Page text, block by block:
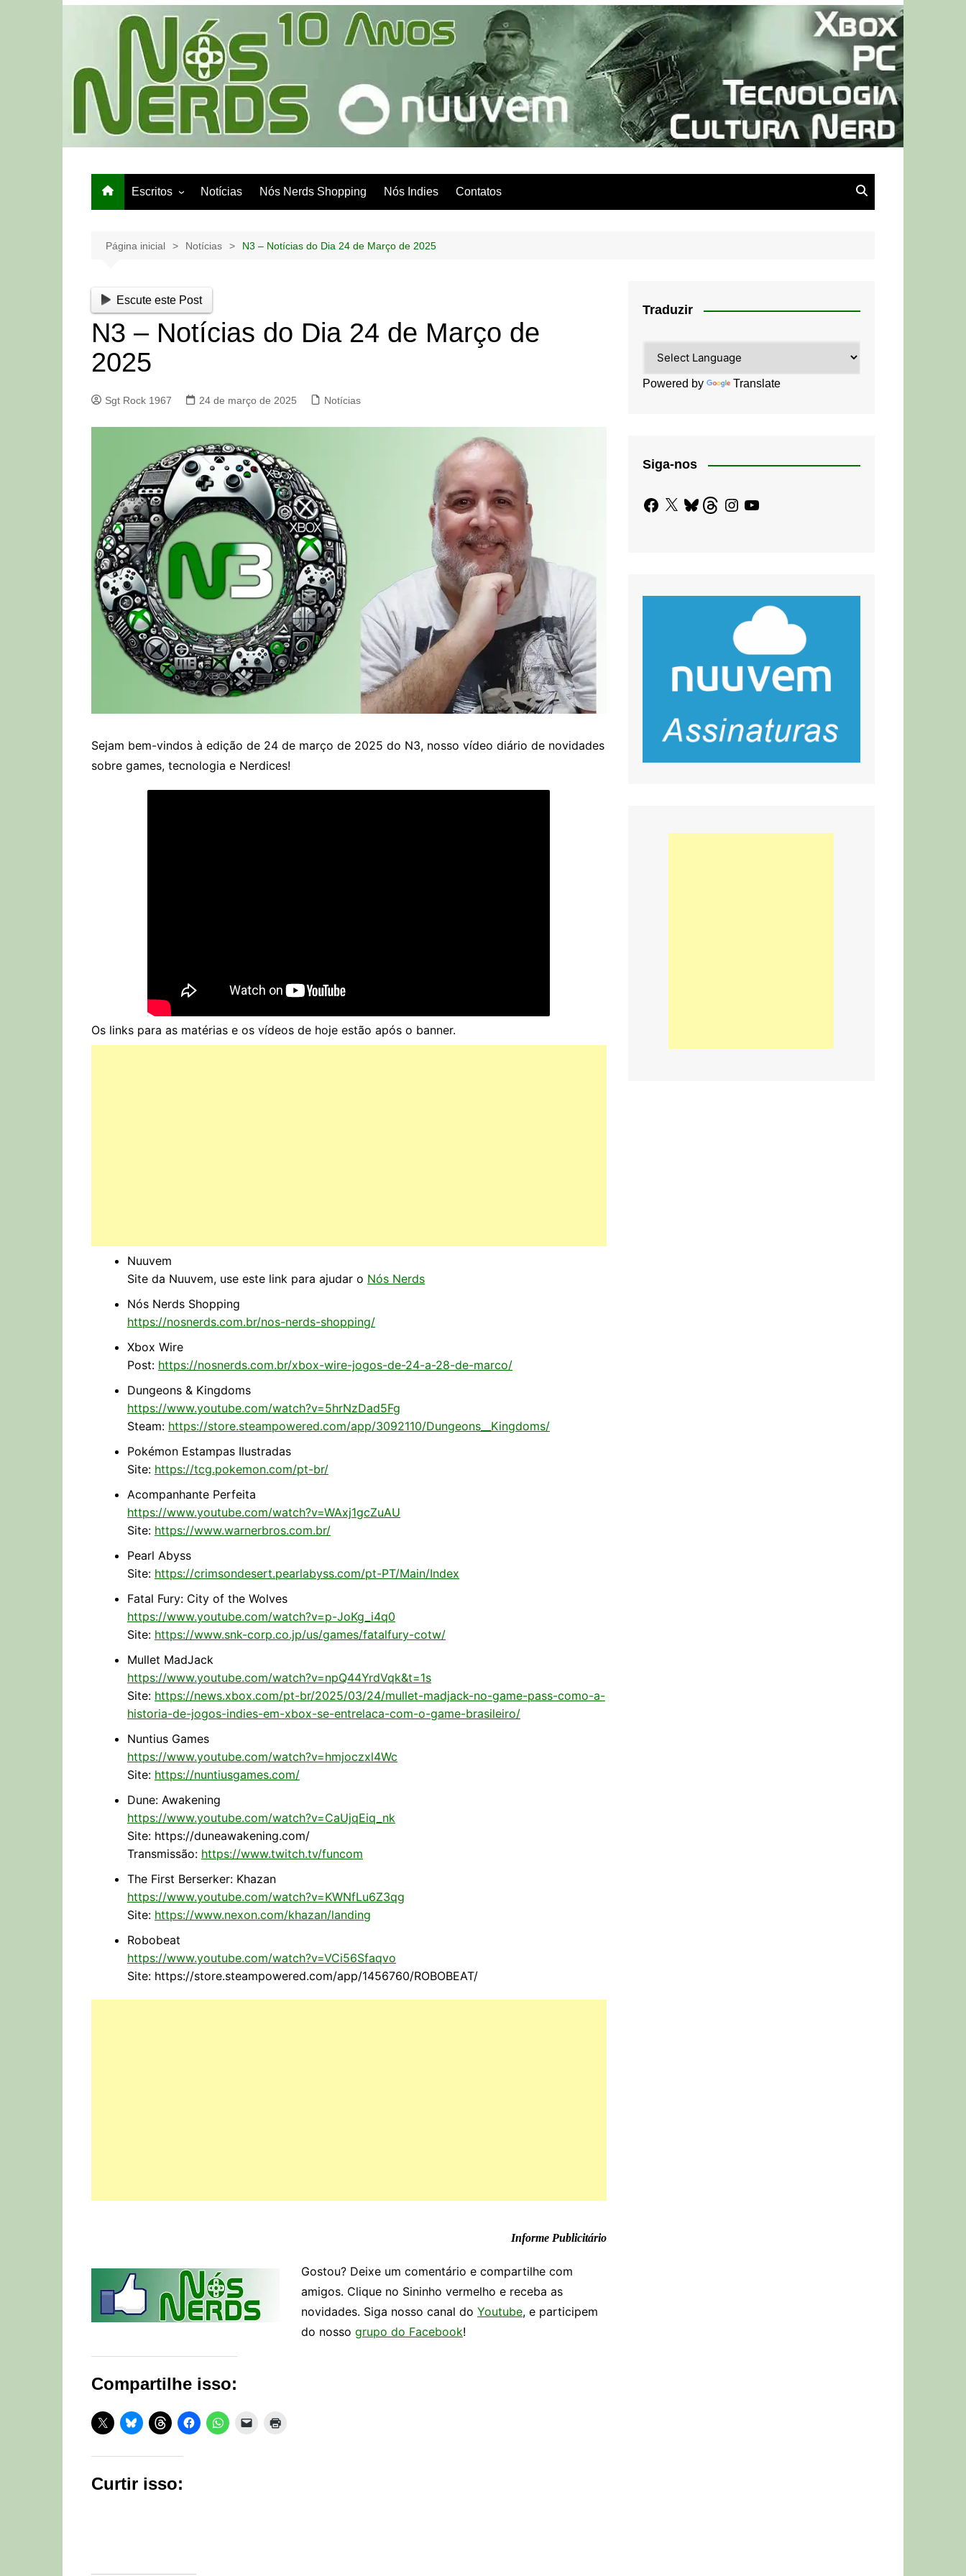
Escritos
Papo de Bar
Notícias Nós Nerds Shopping Nós Indies Contatos
Página inicial Notícias N3 – Notícias do Dia 24 de Março de 2025
Escute este Post
N3 – Notícias do Dia 24 de Março de
2025
Sgt Rock 1967 24 de março de 2025 Notícias
Sejam bem-vindos à edição de 24 de março de 2025 do N3, nosso vídeo diário de novidades
sobre games, tecnologia e Nerdices!
Os links para as matérias e os vídeos de hoje estão após o banner.
Nuuvem
Site da Nuuvem, use este link para ajudar o Nós Nerds
Nós Nerds Shopping
https://nosnerds.com.br/nos-nerds-shopping/
Xbox Wire
Post: https://nosnerds.com.br/xbox-wire-jogos-de-24-a-28-de-marco/
Dungeons & Kingdoms
https://www.youtube.com/watch?v=5hrNzDad5Fg
Steam: https://store.steampowered.com/app/3092110/Dungeons__Kingdoms/
Pokémon Estampas Ilustradas
Site: https://tcg.pokemon.com/pt-br/
Acompanhante Perfeita
https://www.youtube.com/watch?v=WAxj1gcZuAU
Site: https://www.warnerbros.com.br/
Pearl Abyss
Site: https://crimsondesert.pearlabyss.com/pt-PT/Main/Index
Fatal Fury: City of the Wolves
https://www.youtube.com/watch?v=p-JoKg_i4q0
Site: https://www.snk-corp.co.jp/us/games/fatalfury-cotw/
Mullet MadJack
https://www.youtube.com/watch?v=npQ44YrdVqk&t=1s
Site: https://news.xbox.com/pt-br/2025/03/24/mullet-madjack-no-game-pass-como-a-
historia-de-jogos-indies-em-xbox-se-entrelaca-com-o-game-brasileiro/
Nuntius Games
https://www.youtube.com/watch?v=hmjoczxl4Wc
Site: https://nuntiusgames.com/
Dune: Awakening
https://www.youtube.com/watch?v=CaUjqEiq_nk
Site: https://duneawakening.com/
Transmissão: https://www.twitch.tv/funcom
The First Berserker: Khazan
https://www.youtube.com/watch?v=KWNfLu6Z3qg
Site: https://www.nexon.com/khazan/landing
Robobeat
https://www.youtube.com/watch?v=VCi56Sfaqvo
Site: https://store.steampowered.com/app/1456760/ROBOBEAT/
Informe Publicitário
Gostou? Deixe um comentário e compartilhe com
amigos. Clique no Sininho vermelho e receba as
novidades. Siga nosso canal do Youtube, e participem
do nosso grupo do Facebook!
Compartilhe isso:
Curtir isso:
Traduzir
Powered by Translate
Siga-nos
Facebook
X BlueskyThreadsInstagram
YouTube